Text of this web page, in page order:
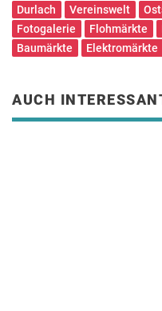
Durlach
Vereinswelt
Fotogalerie
Flohmärkte
Baumärkte
Elektromärkte
AUCH